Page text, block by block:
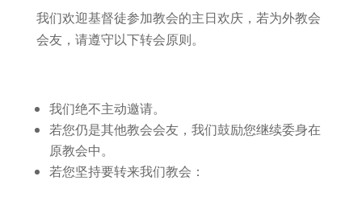
我们欢迎基督徒参加教会的主日欢庆，若为外教会
会友，请遵守以下转会原则。
我们绝不主动邀请。
若您仍是其他教会会友，我们鼓励您继续委身在
原教会中。
若您坚持要转来我们教会：